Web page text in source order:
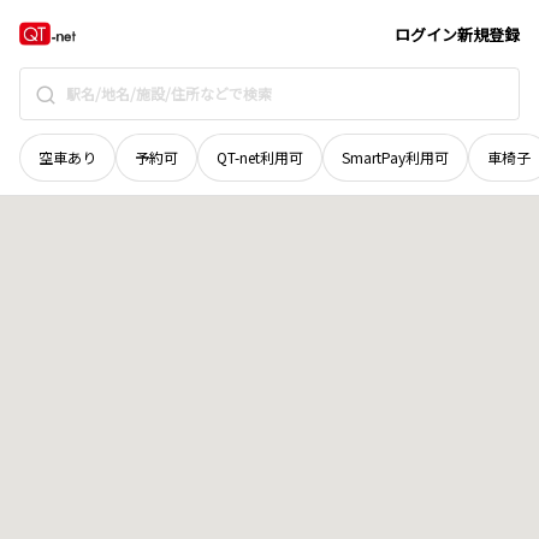
ログイン新規登録
空車あり 予約可 QT-net利用可 SmartPay利用可 車椅子
愛媛県